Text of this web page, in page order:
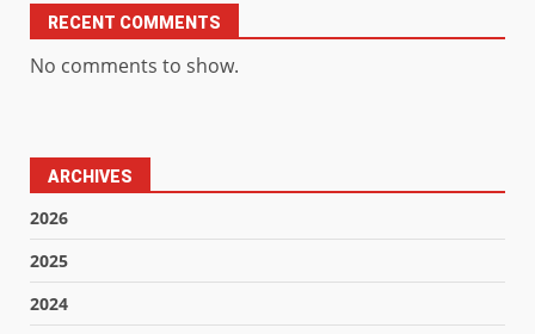
RECENT COMMENTS
No comments to show.
ARCHIVES
2026
2025
2024